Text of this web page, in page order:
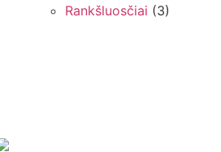
Rankšluosčiai (3)